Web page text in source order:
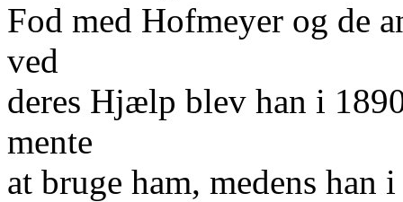
Fod med Hofmeyer og de
ved
deres Hjælp blev han i
mente
at bruge ham, medens